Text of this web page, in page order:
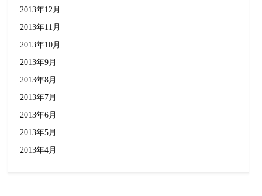
2013年12月
2013年11月
2013年10月
2013年9月
2013年8月
2013年7月
2013年6月
2013年5月
2013年4月